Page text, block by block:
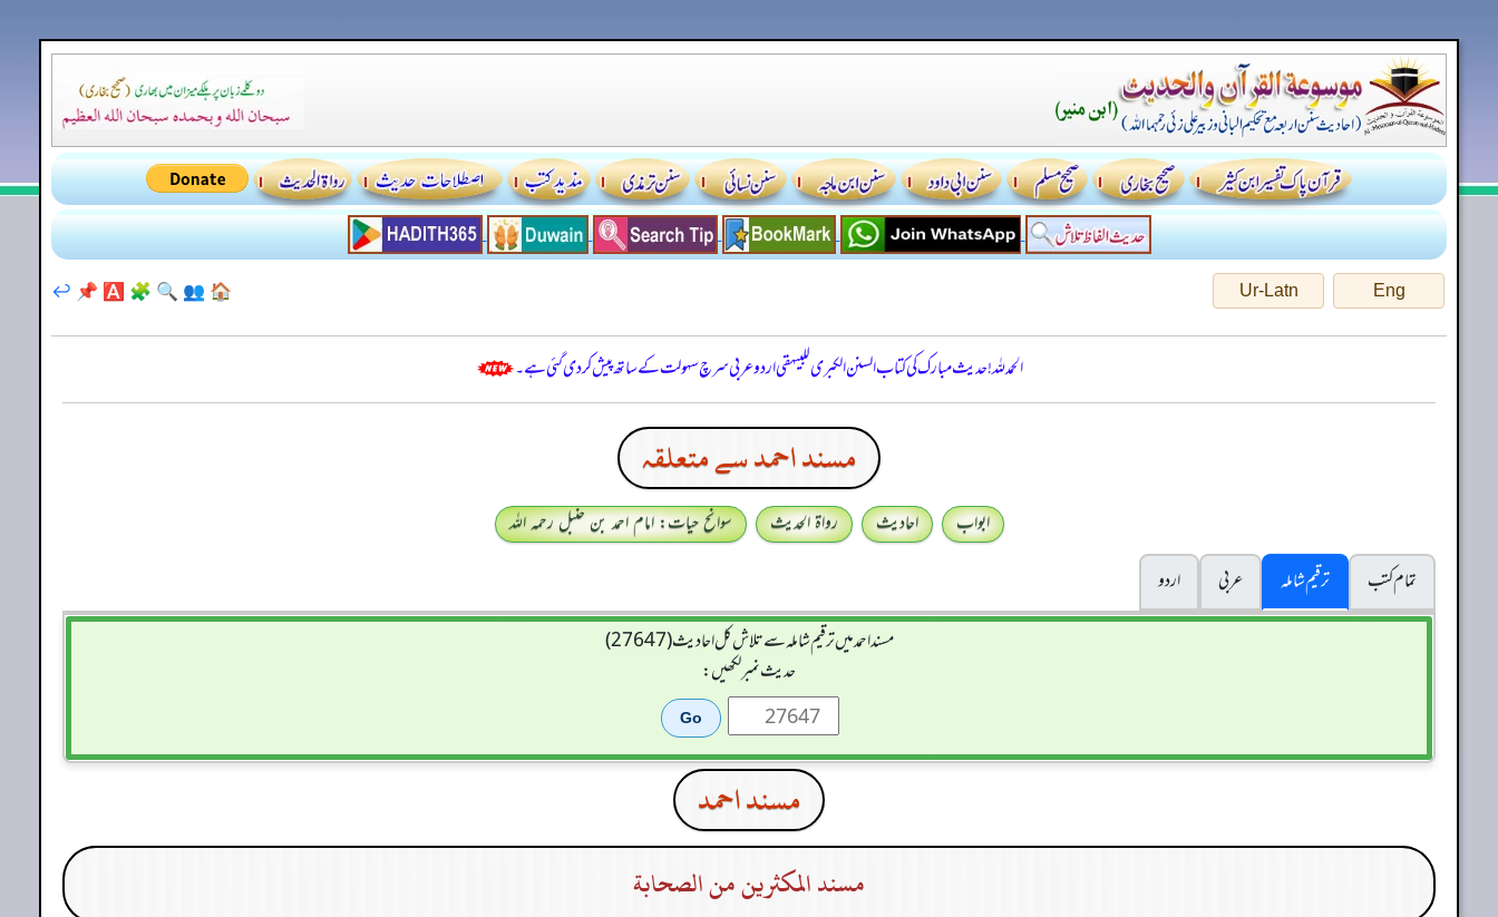
Eng
Ur-Latn
🏠
👥
🔍
🧩
🅰️
📌
↩️
الحمدللہ! حدیث مبارک کی کتاب السنن الكبرى للبيهقي اردو عربی سرچ سہولت کے ساتھ پیش کر دی گئی ہے۔
مسند احمد سے متعلقہ
ابواب احادیث رواۃ الحدیث
سوانح حیات: امام احمد بن حنبل رحمہ اللہ
تمام کتب
ترقیم شاملہ عربی
اردو
مسند احمد میں ترقیم شاملہ سے تلاش کل احادیث (27647)
حدیث نمبر لکھیں:
مسند احمد
مسند المكثرين من الصحابة